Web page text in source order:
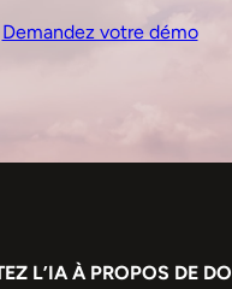
Demandez votre démo
L’IA À PROPOS DE